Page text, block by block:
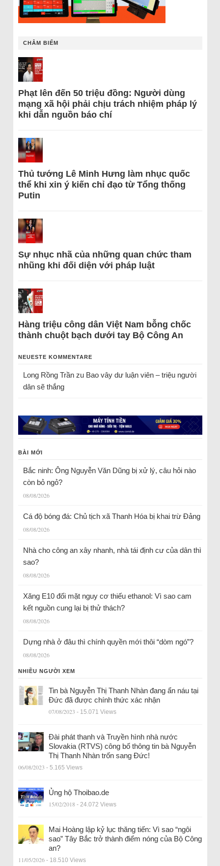
CHÂM BIẾM
Phạt lên đến 50 triệu đồng: Người dùng
mạng xã hội phải chịu trách nhiệm pháp lý
khi dẫn nguồn báo chí
Thủ tướng Lê Minh Hưng làm nhục quốc
thể khi xin ý kiến chỉ đạo từ Tổng thống
Putin
Sự nhục nhã của những quan chức tham
nhũng khi đối diện với pháp luật
Hàng triệu công dân Việt Nam bỗng chốc
thành chuột bạch dưới tay Bộ Công An
NEUESTE KOMMENTARE
Long Rồng Trầnzu Bao vây dư luận viên – triệu người
dân sẽ thắng
BÀI MỚI
Bắc ninh: Ông Nguyễn Văn Dũng bị xử lý, câu hỏi nào
còn bỏ ngỏ?
08/08/2026
Cá độ bóng đá: Chủ tịch xã Thanh Hóa bị khai trừ Đảng
08/08/2026
Nhà cho công an xây nhanh, nhà tái định cư của dân thì
sao?
08/08/2026
Xăng E10 đối mặt nguy cơ thiếu ethanol: Vì sao cam
kết nguồn cung lại bị thử thách?
08/08/2026
Dựng nhà ở đâu thì chính quyền mới thôi “dòm ngó”?
08/08/2026
NHIỀU NGƯỜI XEM
Tin bà Nguyễn Thị Thanh Nhàn đang ẩn náu tại
Đức đã được chính thức xác nhận
07/08/2023 - 15.071 Views
Đài phát thanh và Truyền hình nhà nước
Slovakia (RTVS) công bố thông tin bà Nguyễn
Thị Thanh Nhàn trốn sang Đức!
06/08/2023 - 5.165 Views
Ủng hộ Thoibao.de
15/02/2018 - 24.072 Views
Mai Hoàng lập kỷ lục thăng tiến: Vì sao “ngôi
sao” Tây Bắc trở thành điểm nóng của Bộ Công
an?
11/05/2026 - 18.510 Views